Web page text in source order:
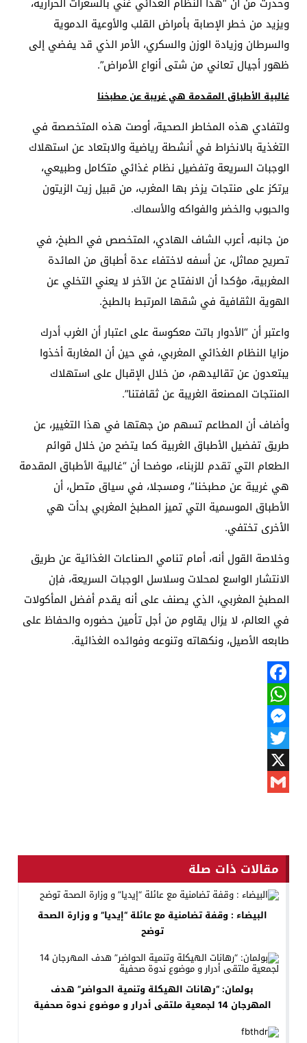
ويزيد من خطر الإصابة بأمراض القلب والأوعية الدموية
والسرطان وزيادة الوزن والسكري، الأمر الذي قد يفضي إلى
ظهور أجيال تعاني من شتى أنواع الأمراض”.
غالبية الأطباق المقدمة هي غريبة عن مطبخنا
ولتفادي هذه المخاطر الصحية، أوصت هذه المتخصصة في
التغذية بالانخراط في أنشطة رياضية والابتعاد عن استهلاك
الوجبات السريعة وتفضيل نظام غذائي متكامل وطبيعي،
يرتكز على منتجات يزخر بها المغرب، من قبيل زيت الزيتون
والحبوب والخضر والفواكه والأسماك.
من جانبه، أعرب الشاف الهادي، المتخصص في الطبخ، في
تصريح مماثل، عن أسفه لاختفاء عدة أطباق من المائدة
المغربية، مؤكدا أن الانفتاح عن الآخر لا يعني التخلي عن
الهوية الثقافية في شقها المرتبط بالطبخ.
واعتبر أن “الأدوار باتت معكوسة على اعتبار أن الغرب أدرك
مزايا النظام الغذائي المغربي، في حين أن المغاربة أخذوا
يبتعدون عن تقاليدهم، من خلال الإقبال على استهلاك
المنتجات المصنعة الغريبة عن ثقافتنا”.
وأضاف أن المطاعم تسهم من جهتها في هذا التغيير، عن
طريق تفضيل الأطباق الغربية كما يتضح من خلال قوائم
الطعام التي تقدم للزبناء، موضحا أن “غالبية الأطباق المقدمة
هي غريبة عن مطبخنا”، ومسجلا، في سياق متصل، أن
الأطباق الموسمية التي تميز المطبخ المغربي بدأت هي
الأخرى تختفي.
وخلاصة القول أنه، أمام تنامي الصناعات الغذائية عن طريق
الانتشار الواسع لمحلات وسلاسل الوجبات السريعة، فإن
المطبخ المغربي، الذي يصنف على أنه يقدم أفضل المأكولات
في العالم، لا يزال يقاوم من أجل تأمين حضوره والحفاظ على
طابعه الأصيل، ونكهاته وتنوعه وفوائده الغذائية.
Facebook
WhatsApp
Messenger
Twitter
X
مقالات ذات صلة
البيضاء : وقفة تضامنية مع عائلة “إيديا” و وزارة الصحة
توضح
بولمان: “رهانات الهيكلة وتنمية الحواضر” هدف
المهرجان 14 لجمعية ملتقى أدرار و موضوع ندوة صحفية